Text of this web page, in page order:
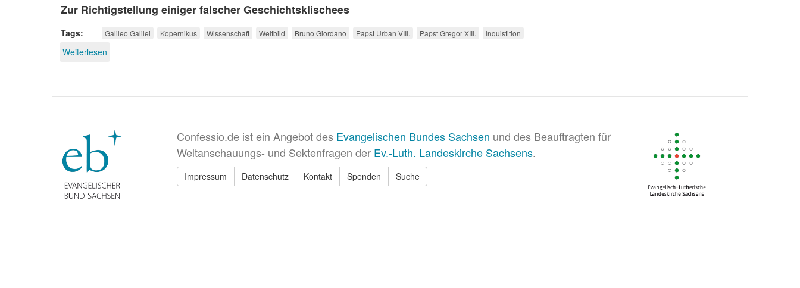
Zur Richtigstellung einiger falscher Geschichtsklischees
Tags Galileo Galilei Kopernikus Wissenschaft Weltbild Bruno Giordano Papst Urban VIII. Papst Gregor XIII. Inquistition
Weiterlesen
Confessio.de ist ein Angebot des Evangelischen Bundes Sachsen und des Beauftragten für
Weltanschauungs- und Sektenfragen der Ev.-Luth. Landeskirche Sachsens.
Impressum Datenschutz Kontakt Spenden Suche